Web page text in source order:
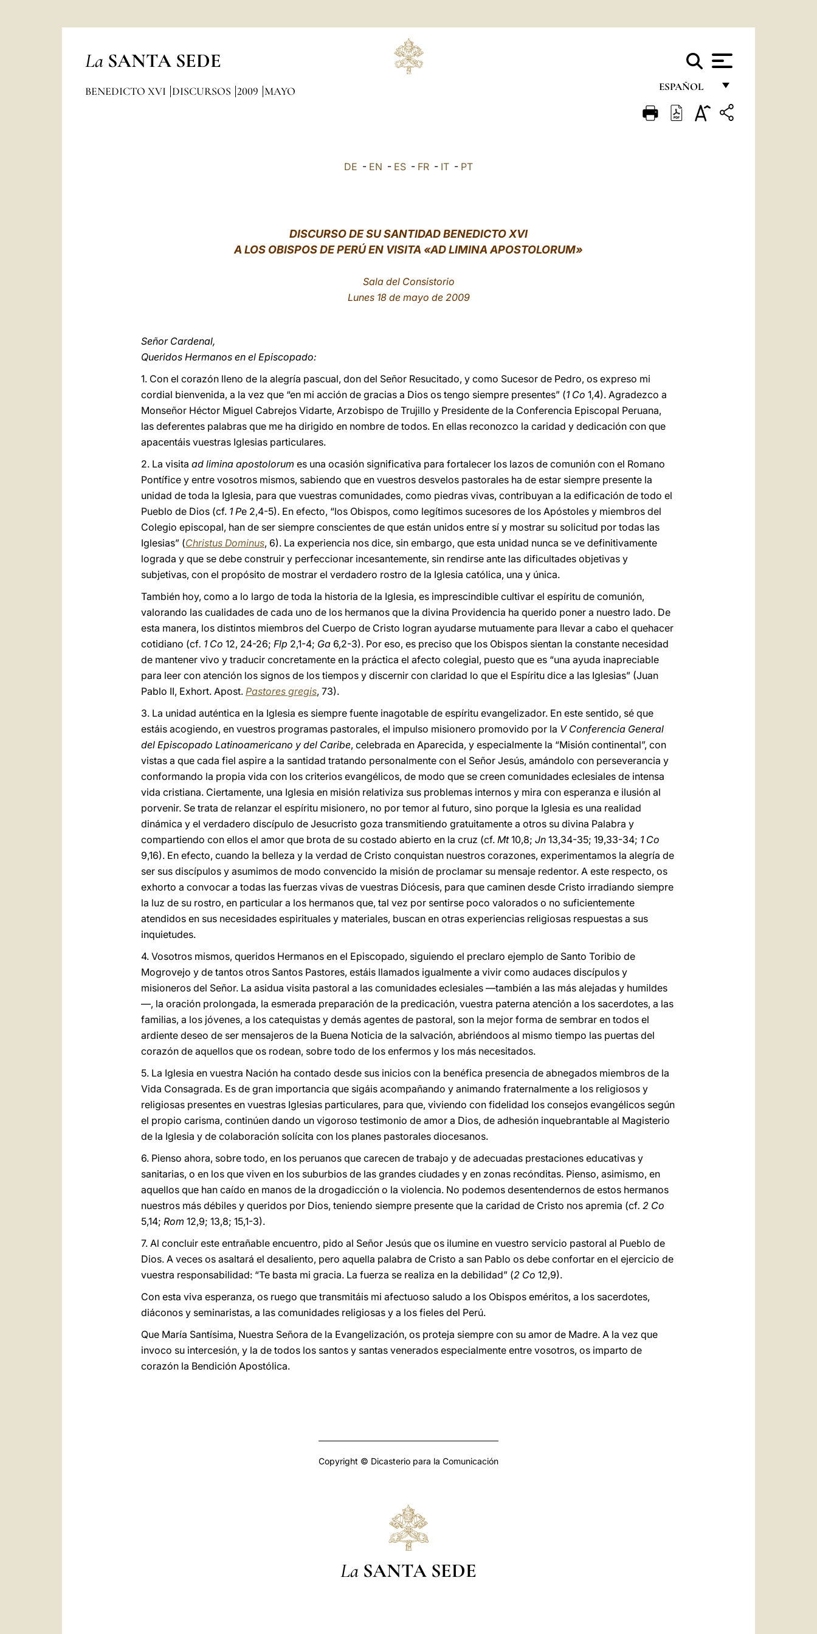
La SANTA SEDE
ESPAÑOL
FRANÇAIS
BENEDICTO XVI DISCURSOS 2009 MAYO
DE - EN - ES - FR - IT - PT
DISCURSO DE SU SANTIDAD BENEDICTO XVI
A LOS OBISPOS DE PERÚ EN VISITA «AD LIMINA APOSTOLORUM»
Sala del Consistorio
Lunes 18 de mayo de 2009
Señor Cardenal,
Queridos Hermanos en el Episcopado:
1. Con el corazón lleno de la alegría pascual, don del Señor Resucitado, y como Sucesor de Pedro, os expreso mi
cordial bienvenida, a la vez que “en mi acción de gracias a Dios os tengo siempre presentes” (1 Co 1,4). Agradezco a
Monseñor Héctor Miguel Cabrejos Vidarte, Arzobispo de Trujillo y Presidente de la Conferencia Episcopal Peruana,
las deferentes palabras que me ha dirigido en nombre de todos. En ellas reconozco la caridad y dedicación con que
apacentáis vuestras Iglesias particulares.
2. La visita ad limina apostolorum es una ocasión significativa para fortalecer los lazos de comunión con el Romano
Pontífice y entre vosotros mismos, sabiendo que en vuestros desvelos pastorales ha de estar siempre presente la
unidad de toda la Iglesia, para que vuestras comunidades, como piedras vivas, contribuyan a la edificación de todo el
Pueblo de Dios (cf. 1 Pe 2,4-5). En efecto, “los Obispos, como legítimos sucesores de los Apóstoles y miembros del
Colegio episcopal, han de ser siempre conscientes de que están unidos entre sí y mostrar su solicitud por todas las
Iglesias” (Christus Dominus, 6). La experiencia nos dice, sin embargo, que esta unidad nunca se ve definitivamente
lograda y que se debe construir y perfeccionar incesantemente, sin rendirse ante las dificultades objetivas y
subjetivas, con el propósito de mostrar el verdadero rostro de la Iglesia católica, una y única.
También hoy, como a lo largo de toda la historia de la Iglesia, es imprescindible cultivar el espíritu de comunión,
valorando las cualidades de cada uno de los hermanos que la divina Providencia ha querido poner a nuestro lado. De
esta manera, los distintos miembros del Cuerpo de Cristo logran ayudarse mutuamente para llevar a cabo el quehacer
cotidiano (cf. 1 Co 12, 24-26; Flp 2,1-4; Ga 6,2-3). Por eso, es preciso que los Obispos sientan la constante necesidad
de mantener vivo y traducir concretamente en la práctica el afecto colegial, puesto que es “una ayuda inapreciable
para leer con atención los signos de los tiempos y discernir con claridad lo que el Espíritu dice a las Iglesias” (Juan
Pablo II, Exhort. Apost. Pastores gregis, 73).
3. La unidad auténtica en la Iglesia es siempre fuente inagotable de espíritu evangelizador. En este sentido, sé que
estáis acogiendo, en vuestros programas pastorales, el impulso misionero promovido por la V Conferencia General
del Episcopado Latinoamericano y del Caribe, celebrada en Aparecida, y especialmente la “Misión continental”, con
vistas a que cada fiel aspire a la santidad tratando personalmente con el Señor Jesús, amándolo con perseverancia y
conformando la propia vida con los criterios evangélicos, de modo que se creen comunidades eclesiales de intensa
vida cristiana. Ciertamente, una Iglesia en misión relativiza sus problemas internos y mira con esperanza e ilusión al
porvenir. Se trata de relanzar el espíritu misionero, no por temor al futuro, sino porque la Iglesia es una realidad
dinámica y el verdadero discípulo de Jesucristo goza transmitiendo gratuitamente a otros su divina Palabra y
compartiendo con ellos el amor que brota de su costado abierto en la cruz (cf. Mt10,8; Jn 13,34-35; 19,33-34; 1 Co
9,16). En efecto, cuando la belleza y la verdad de Cristo conquistan nuestros corazones, experimentamos la alegría de
ser sus discípulos y asumimos de modo convencido la misión de proclamar su mensaje redentor. A este respecto, os
exhorto a convocar a todas las fuerzas vivas de vuestras Diócesis, para que caminen desde Cristo irradiando siempre
la luz de su rostro, en particular a los hermanos que, tal vez por sentirse poco valorados o no suficientemente
atendidos en sus necesidades espirituales y materiales, buscan en otras experiencias religiosas respuestas a sus
inquietudes.
4. Vosotros mismos, queridos Hermanos en el Episcopado, siguiendo el preclaro ejemplo de Santo Toribio de
Mogrovejo y de tantos otros Santos Pastores, estáis llamados igualmente a vivir como audaces discípulos y
misioneros del Señor. La asidua visita pastoral a las comunidades eclesiales —también a las más alejadas y humildes
—, la oración prolongada, la esmerada preparación de la predicación, vuestra paterna atención a los sacerdotes, a las
familias, a los jóvenes, a los catequistas y demás agentes de pastoral, son la mejor forma de sembrar en todos el
ardiente deseo de ser mensajeros de la Buena Noticia de la salvación, abriéndoos al mismo tiempo las puertas del
corazón de aquellos que os rodean, sobre todo de los enfermos y los más necesitados.
5. La Iglesia en vuestra Nación ha contado desde sus inicios con la benéfica presencia de abnegados miembros de la
Vida Consagrada. Es de gran importancia que sigáis acompañando y animando fraternalmente a los religiosos y
religiosas presentes en vuestras Iglesias particulares, para que, viviendo con fidelidad los consejos evangélicos según
el propio carisma, continúen dando un vigoroso testimonio de amor a Dios, de adhesión inquebrantable al Magisterio
de la Iglesia y de colaboración solícita con los planes pastorales diocesanos.
6. Pienso ahora, sobre todo, en los peruanos que carecen de trabajo y de adecuadas prestaciones educativas y
sanitarias, o en los que viven en los suburbios de las grandes ciudades y en zonas recónditas. Pienso, asimismo, en
aquellos que han caído en manos de la drogadicción o la violencia. No podemos desentendernos de estos hermanos
nuestros más débiles y queridos por Dios, teniendo siempre presente que la caridad de Cristo nos apremia (cf. 2 Co
5,14; Rom 12,9; 13,8; 15,1-3).
7. Al concluir este entrañable encuentro, pido al Señor Jesús que os ilumine en vuestro servicio pastoral al Pueblo de
Dios. A veces os asaltará el desaliento, pero aquella palabra de Cristo a san Pablo os debe confortar en el ejercicio de
vuestra responsabilidad: “Te basta mi gracia. La fuerza se realiza en la debilidad” (2 Co 12,9).
Con esta viva esperanza, os ruego que transmitáis mi afectuoso saludo a los Obispos eméritos, a los sacerdotes,
diáconos y seminaristas, a las comunidades religiosas y a los fieles del Perú.
Que María Santísima, Nuestra Señora de la Evangelización, os proteja siempre con su amor de Madre. A la vez que
invoco su intercesión, y la de todos los santos y santas venerados especialmente entre vosotros, os imparto de
corazón la Bendición Apostólica.
Copyright © Dicasterio para la Comunicación
La SANTA SEDE